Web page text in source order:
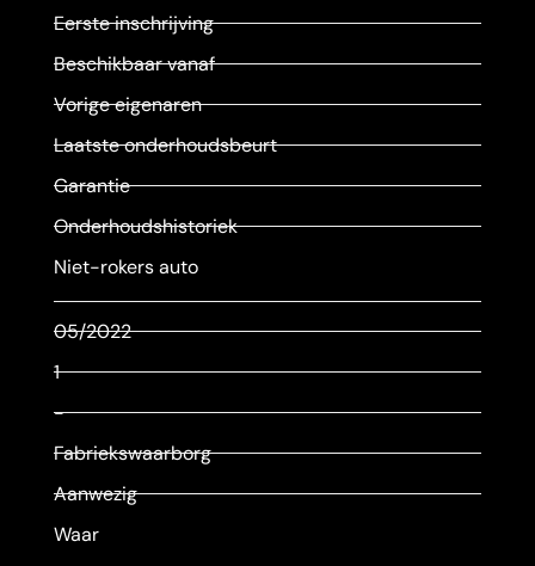
Eerste inschrijving
Beschikbaar vanaf
Vorige eigenaren
Laatste onderhoudsbeurt
Garantie
Onderhoudshistoriek
Niet-rokers auto
05/2022
1
-
Fabriekswaarborg
Aanwezig
Waar